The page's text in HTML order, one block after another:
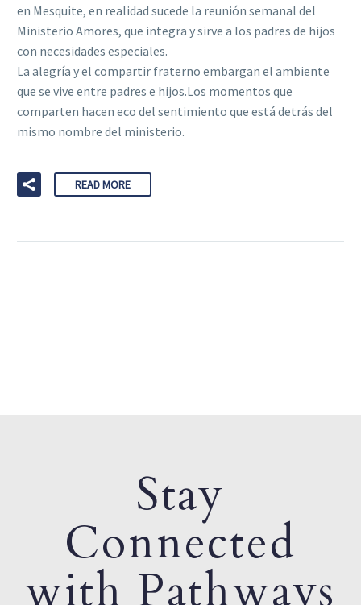
en Mesquite, en realidad sucede la reunión semanal del
Ministerio Amores, que integra y sirve a los padres de hijos
con necesidades especiales.
La alegría y el compartir fraterno embargan el ambiente
que se vive entre padres e hijos.Los momentos que
comparten hacen eco del sentimiento que está detrás del
mismo nombre del ministerio.
READ MORE
Stay
Connected
with Pathways